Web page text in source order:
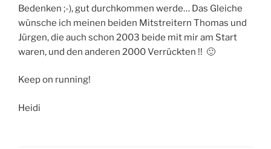
Bedenken ;-), gut durchkommen werde… Das Gleiche
wünsche ich meinen beiden Mitstreitern Thomas und
Jürgen, die auch schon 2003 beide mit mir am Start
waren, und den anderen 2000 Verrückten !! 🙂
Keep on running!
Heidi